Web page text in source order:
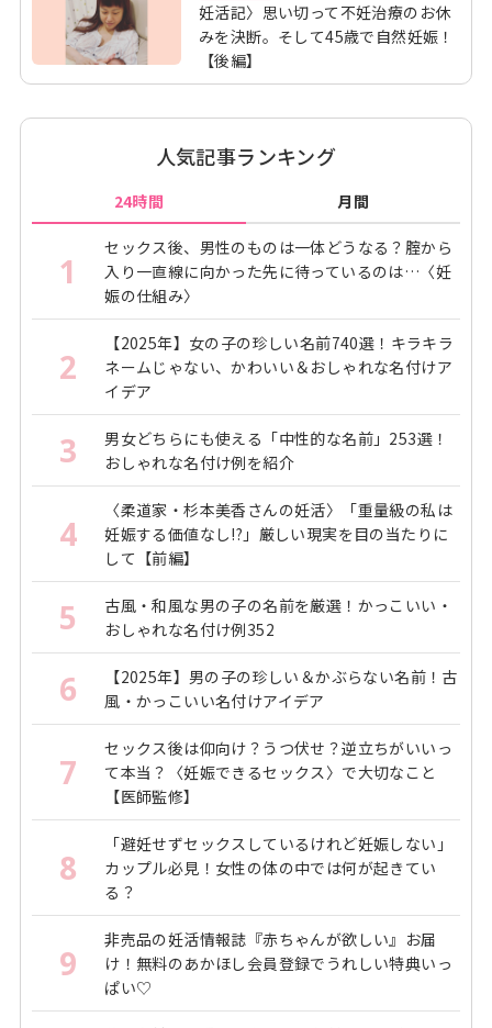
妊活記〉思い切って不妊治療のお休
みを決断。そして45歳で自然妊娠！
【後編】
人気記事ランキング
24時間 月間
1
セックス後、男性のものは一体どうなる？腟から
入り一直線に向かった先に待っているのは…〈妊
娠の仕組み〉
2
【2025年】女の子の珍しい名前740選！キラキラ
ネームじゃない、かわいい＆おしゃれな名付けア
イデア
3
男女どちらにも使える「中性的な名前」253選！
おしゃれな名付け例を紹介
4
〈柔道家・杉本美香さんの妊活〉「重量級の私は
妊娠する価値なし!?」厳しい現実を目の当たりに
して【前編】
5
古風・和風な男の子の名前を厳選！かっこいい・
おしゃれな名付け例352
6
【2025年】男の子の珍しい＆かぶらない名前！古
風・かっこいい名付けアイデア
7
セックス後は仰向け？うつ伏せ？逆立ちがいいっ
て本当？〈妊娠できるセックス〉で大切なこと
【医師監修】
8
「避妊せずセックスしているけれど妊娠しない」
カップル必見！女性の体の中では何が起きてい
る？
9
非売品の妊活情報誌『赤ちゃんが欲しい』お届
け！無料のあかほし会員登録でうれしい特典いっ
ぱい♡